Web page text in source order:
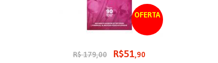
OFERTA
R$ 179,00 R$51,90